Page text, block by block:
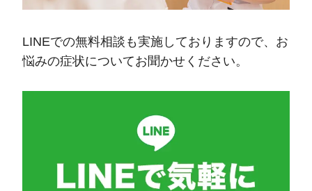
LINEでの無料相談も実施しておりますので、お
悩みの症状についてお聞かせください。